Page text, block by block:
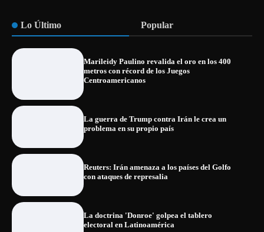
Lo Último Popular
Marileidy Paulino revalida el oro en los 400
metros con récord de los Juegos
Centroamericanos
La guerra de Trump contra Irán le crea un
problema en su propio país
Reuters: Irán amenaza a los países del Golfo
con ataques de represalia
La doctrina 'Donroe' golpea el tablero
electoral en Latinoamérica